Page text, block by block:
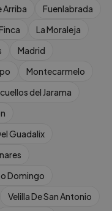
Arriba
Fuenlabrada
La Moraleja
Madrid
Montecarmelo
del Jarama
Guadalix
Domingo
Velilla De San Antonio